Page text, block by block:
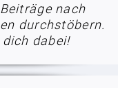
nach
durchstöbern.
dabei!